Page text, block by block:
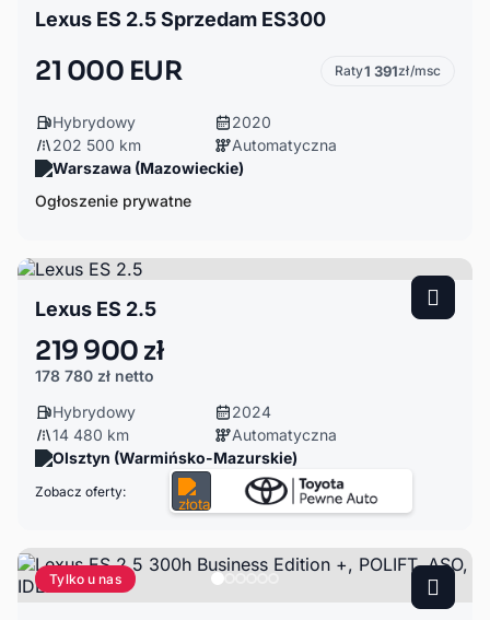
Lexus ES 2.5 Sprzedam ES300
21 000 EUR Raty1 391zł/msc
Hybrydowy
2020
202 500 km
Automatyczna
Warszawa (Mazowieckie)
Ogłoszenie prywatne
Lexus ES 2.5
219 900 zł
178 780 zł netto
Hybrydowy
2024
14 480 km
Automatyczna
Olsztyn (Warmińsko-Mazurskie)
Zobacz oferty:
Tylko u nas